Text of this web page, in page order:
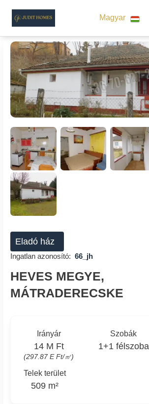
Magyar
Eladó ház
Ingatlan azonosító: 66_jh
HEVES MEGYE,
MÁTRADERECSKE
Irányár
14 M Ft
(297.87 E Ft/㎡)
Szobák
1+1 félszoba
Telek terület
509 m²